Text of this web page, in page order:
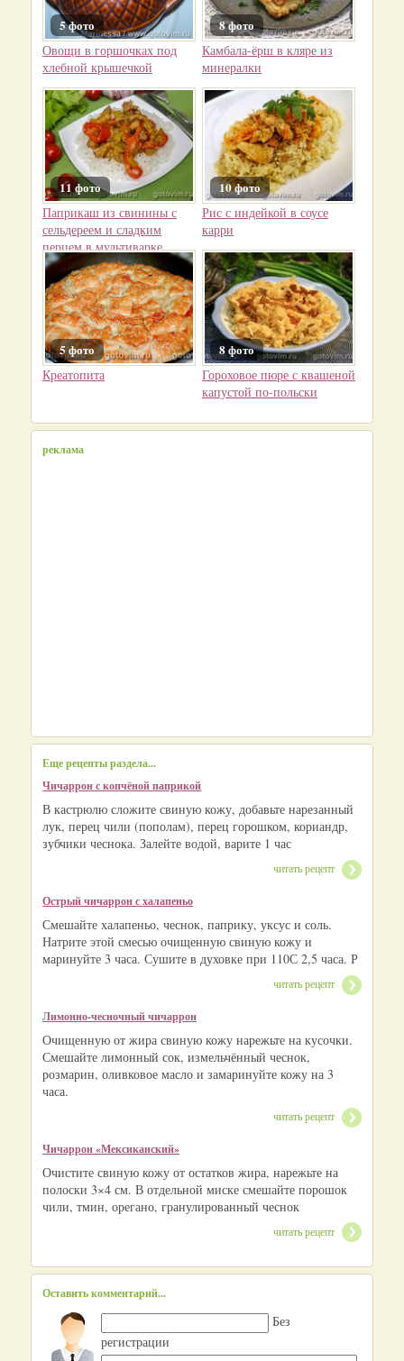
5 фото
Овощи в горшочках под
хлебной крышечкой
8 фото
Камбала-ёрш в кляре из
минералки
11 фото
Паприкаш из свинины с
сельдереем и сладким
перцем в мультиварке
10 фото
Рис с индейкой в соусе
карри
5 фото
Креатопита
8 фото
Гороховое пюре с квашеной
капустой по-польски
реклама
Еще рецепты раздела...
Чичаррон с копчёной паприкой
В кастрюлю сложите свиную кожу, добавьте нарезанный
лук, перец чили (пополам), перец горошком, кориандр,
зубчики чеснока. Залейте водой, варите 1 час
читать рецепт
Острый чичаррон с халапеньо
Смешайте халапеньо, чеснок, паприку, уксус и соль.
Натрите этой смесью очищенную свиную кожу и
маринуйте 3 часа. Сушите в духовке при 110С 2,5 часа. Р
читать рецепт
Лимонно‑чесночный чичаррон
Очищенную от жира свиную кожу нарежьте на кусочки.
Смешайте лимонный сок, измельчённый чеснок,
розмарин, оливковое масло и замаринуйте кожу на 3
часа.
читать рецепт
Чичаррон «Мексиканский»
Очистите свиную кожу от остатков жира, нарежьте на
полоски 3×4 см. В отдельной миске смешайте порошок
чили, тмин, орегано, гранулированный чеснок
читать рецепт
Оставить комментарий...
Без
регистрации